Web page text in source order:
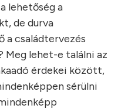
lehetőség a
de durva
a családtervezés
lehet-e találni az
érdekei között,
sérülni